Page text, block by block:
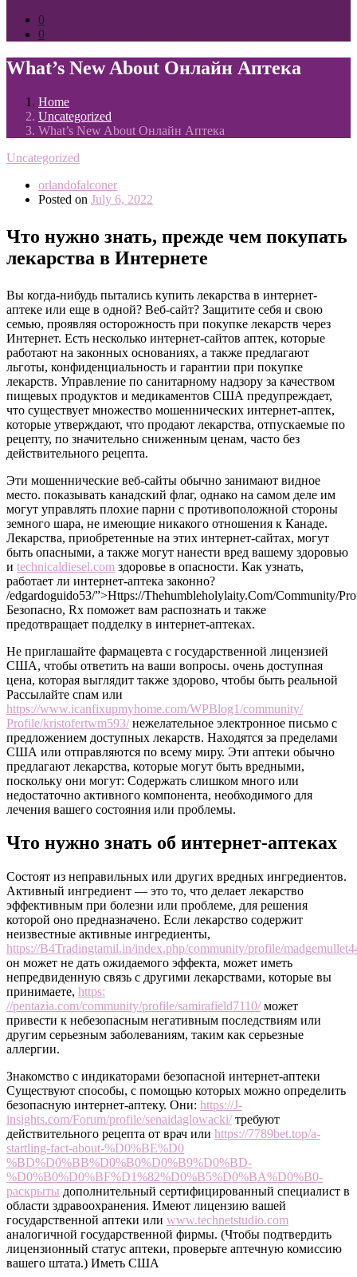
0
0
What’s New About Онлайн Аптека
Home
Uncategorized
What’s New About Онлайн Аптека
Uncategorized
orlandofalconer
Posted on July 6, 2022
Что нужно знать, прежде чем покупать
лекарства в Интернете
Вы когда-нибудь пытались купить лекарства в интернет-
аптеке или еще в одной? Веб-сайт? Защитите себя и свою
семью, проявляя осторожность при покупке лекарств через
Интернет. Есть несколько интернет-сайтов аптек, которые
работают на законных основаниях, а также предлагают
льготы, конфиденциальность и гарантии при покупке
лекарств. Управление по санитарному надзору за качеством
пищевых продуктов и медикаментов США предупреждает,
что существует множество мошеннических интернет-аптек,
которые утверждают, что продают лекарства, отпускаемые по
рецепту, по значительно сниженным ценам, часто без
действительного рецепта.
Эти мошеннические веб-сайты обычно занимают видное
место. показывать канадский флаг, однако на самом деле им
могут управлять плохие парни с противоположной стороны
земного шара, не имеющие никакого отношения к Канаде.
Лекарства, приобретенные на этих интернет-сайтах, могут
быть опасными, а также могут нанести вред вашему здоровью
и technicaldiesel.com здоровье в опасности. Как узнать,
работает ли интернет-аптека законно?
/edgardoguido53/”>Https://Thehumbleholylaity.Com/Community/
Безопасно, Rx поможет вам распознать и также
предотвращает подделку в интернет-аптеках.
Не приглашайте фармацевта с государственной лицензией
США, чтобы ответить на ваши вопросы. очень доступная
цена, которая выглядит также здорово, чтобы быть реальной
Рассылайте спам или
https://www.icanfixupmyhome.com/WPBlog1/community/
Profile/kristofertwm593/нежелательное электронное письмо с
предложением доступных лекарств. Находятся за пределами
США или отправляются по всему миру. Эти аптеки обычно
предлагают лекарства, которые могут быть вредными,
поскольку они могут: Содержать слишком много или
недостаточно активного компонента, необходимого для
лечения вашего состояния или проблемы.
Что нужно знать об интернет-аптеках
Состоят из неправильных или других вредных ингредиентов.
Активный ингредиент — это то, что делает лекарство
эффективным при болезни или проблеме, для решения
которой оно предназначено. Если лекарство содержит
неизвестные активные ингредиенты,
https://B4Tradingtamil.in/index.php/community/profile/
он может не дать ожидаемого эффекта, может иметь
непредвиденную связь с другими лекарствами, которые вы
принимаете, https:
//pentazia.com/community/profile/samirafield7110/может
привести к небезопасным негативным последствиям или
другим серьезным заболеваниям, таким как серьезные
аллергии.
Знакомство с индикаторами безопасной интернет-аптеки
Существуют способы, с помощью которых можно определить
безопасную интернет-аптеку. Они: https://J-
insights.com/Forum/profile/senaidaglowacki/требуют
действительного рецепта от врач или https://7789bet.top/a-
startling-fact-about-%D0%BE%D0
%BD%D0%BB%D0%B0%D0%B9%D0%BD-
%D0%B0%D0%BF%D1%82%D0%B5%D0%BA%D0%B0-
раскрыты дополнительный сертифицированный специалист в
области здравоохранения. Имеют лицензию вашей
государственной аптеки или www.technetstudio.com
аналогичной государственной фирмы. (Чтобы подтвердить
лицензионный статус аптеки, проверьте аптечную комиссию
вашего штата.) Иметь США